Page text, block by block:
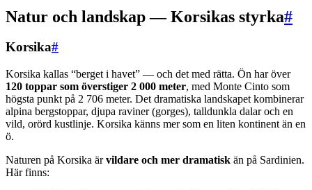
Natur och landskap — Korsikas styrka#
Korsika#
Korsika kallas “berget i havet” — och det med rätta. Ön har över
120 toppar som överstiger 2 000 meter, med Monte Cinto som
högsta punkt på 2 706 meter. Det dramatiska landskapet kombinerar
alpina bergstoppar, djupa raviner (gorges), talldunkla dalar och en
vild, orörd kustlinje. Korsika känns mer som en liten kontinent än en
ö.
Naturen på Korsika ärvildare och mer dramatisk än på Sardinien.
Här finns: